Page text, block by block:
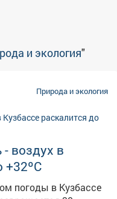
и экология"
Природа и экология
воздух в
+32ºС
погоды в Кузбассе